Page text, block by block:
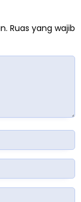
Ruas yang wajib